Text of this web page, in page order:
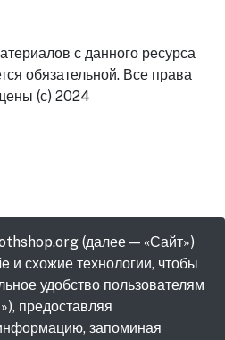
с данного ресурса
обязательной. Все права
(с) 2024
(далее — «Сайт»)
и схожие технологии, чтобы
удобство пользователям
предоставляя
запоминая